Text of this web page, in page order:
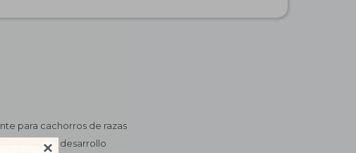

para cachorros de razas
el desarrollo